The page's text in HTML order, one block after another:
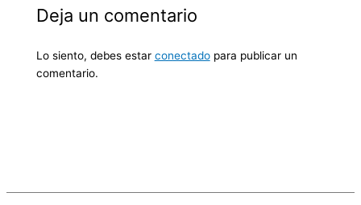
Deja un comentario
Lo siento, debes estar conectadopara publicar un
comentario.